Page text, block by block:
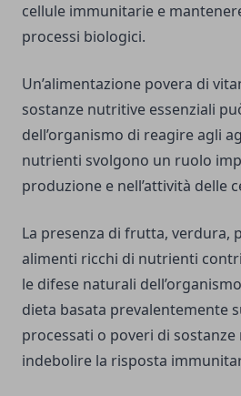
cellule immunitarie e
processi biologici.
Un’alimentazione povera di
sostanze nutritive essenziali
dell’organismo di reagire agli
nutrienti svolgono un ruolo
produzione e nell’attività delle
La presenza di frutta, verdura,
alimenti ricchi di nutrienti
le difese naturali
dieta basata prevalentemente
processati o poveri di
indebolire la risposta